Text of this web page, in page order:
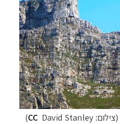
(צילום: CC David Stanley)